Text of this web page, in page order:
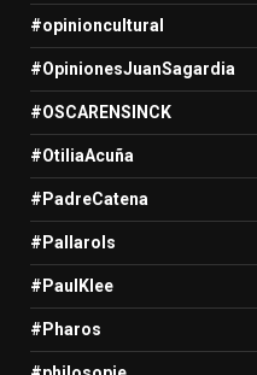
#opinioncultural
#OpinionesJuanSagardia
#OSCARENSINCK
#OtiliaAcuña
#PadreCatena
#Pallarols
#PaulKlee
#Pharos